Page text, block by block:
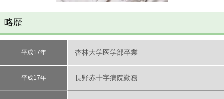
略歴
平成17年 杏林大学医学部卒業
平成17年 長野赤十字病院勤務